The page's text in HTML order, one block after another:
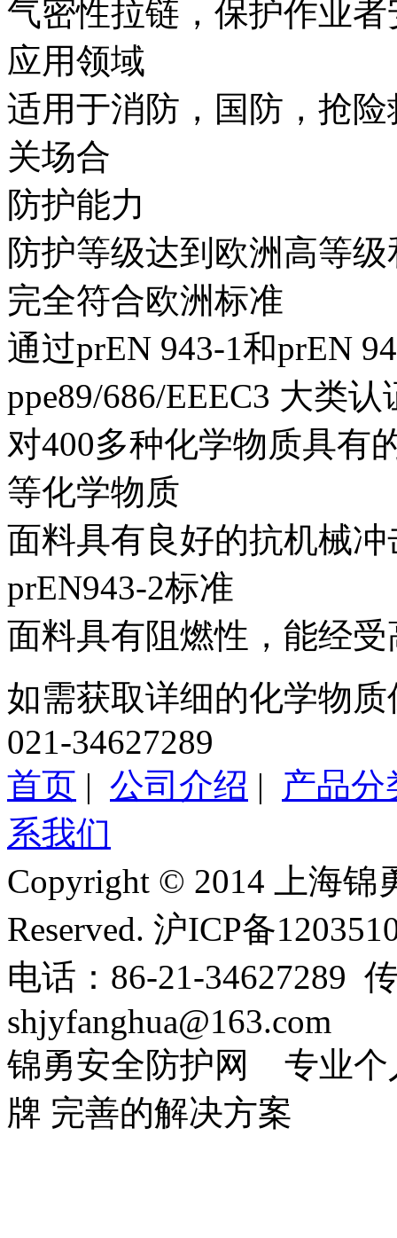
气密性拉链，保护作业者
应用领域
适用于消防，国防，抢
关场合
防护能力
防护等级达到欧洲高等
完全符合欧洲标准
通过prEN 943-1和prEN
ppe89/686/EEEC3 大类
对400多种化学物质具有
等化学物质
面料具有良好的抗机械
prEN943-2标准
面料具有阻燃性，能经
如需获取详细的化学物
021-34627289
首页 | 公司介绍 | 产品分
系我们
Copyright © 2014 上海锦
Reserved. 沪ICP备
电话：86-21-34627289
shjyfanghua@163.com
锦勇安全防护网 专业个
牌 完善的解决方案